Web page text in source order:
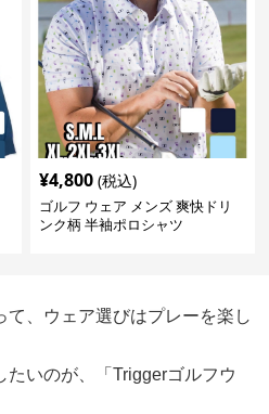
¥4,800 (税込)
ゴルフ ウェア メンズ 爽快ドリ
ンク柄 半袖ポロシャツ
て、ウェア選びはプレーを楽し
たいのが、「Triggerゴルフウ